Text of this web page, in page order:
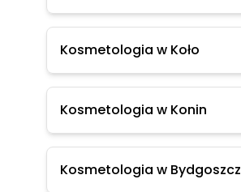
Kosmetologia w Koło
Kosmetologia w Konin
Kosmetologia w Bydgoszcz